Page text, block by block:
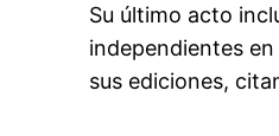
Su último acto
independientes
sus ediciones,